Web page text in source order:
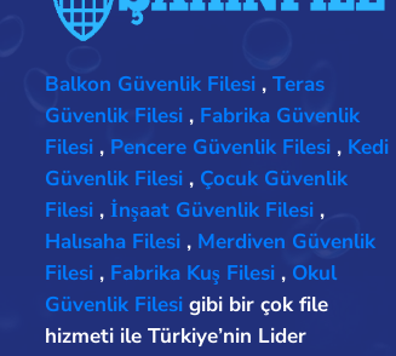
Balkon Güvenlik Filesi , Teras
Güvenlik Filesi , Fabrika Güvenlik
Filesi , Pencere Güvenlik Filesi , Kedi
Güvenlik Filesi , Çocuk Güvenlik
Filesi , İnşaat Güvenlik Filesi ,
Halısaha Filesi , Merdiven Güvenlik
Filesi , Fabrika Kuş Filesi , Okul
Güvenlik Filesi gibi bir çok file
hizmeti ile Türkiye’nin Lider